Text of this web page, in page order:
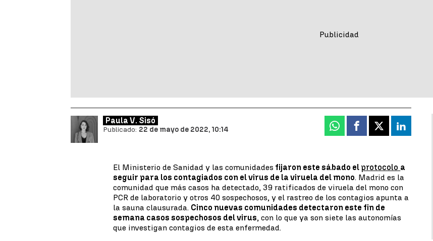
Paula V. Sisó
Publicado: 22 de mayo de 2022, 10:14 Whatsapp
Facebook
X Linkedin
El Ministerio de Sanidad y las comunidades fijaron este sábado el protocolo a
seguir para los contagiados con el virus de la viruela del mono. Madrid es la
comunidad que más casos ha detectado, 39 ratificados de viruela del mono con
PCR de laboratorio y otros 40 sospechosos, y el rastreo de los contagios apunta a
la sauna clausurada. Cinco nuevas comunidades detectaron este fin de
semana casos sospechosos del virus, con lo que ya son siete las autonomías
que investigan contagios de esta enfermedad.